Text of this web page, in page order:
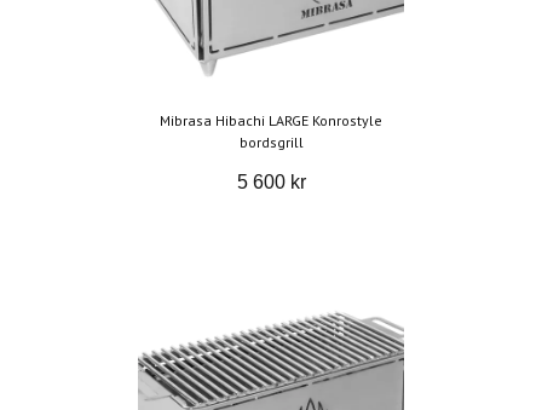
Mibrasa Hibachi LARGE Konrostyle
bordsgrill
5 600 kr